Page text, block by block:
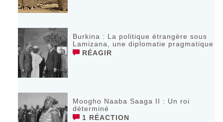
Burkina : La politique étrangère sous
Lamizana, une diplomatie pragmatique
RÉAGIR
Moogho Naaba Saaga II : Un roi
déterminé
1 RÉACTION